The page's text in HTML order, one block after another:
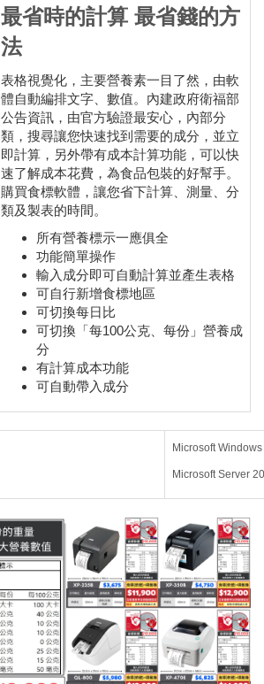
最省時的計算 最省錢的方
法
表格視覺化，主要營養素一目了然，由軟
體自動編排文字、數值。內建政府衛福部
公告資訊，由官方驗證最安心，內部分
類，搜尋讓您快速找到需要的成分，並立
即計算，另外帶有成本計算功能，可以快
速了解成本花費，為食品包裝的好幫手。
購買食標軟體，讓您省下計算、測量、分
類及製表的時間。
所有營養標示一應俱全
功能簡單操作
輸入成分即可自動計算並產生表格
可自行新增食標地區
可切換每日比
可切換「每100公克、每份」營養成
分
有計算成本功能
可自動帶入成分
Microsoft
Microsoft Server